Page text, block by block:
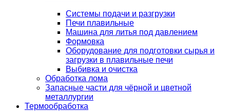
Системы подачи и разгрузки
Печи плавильные
Машина для литья под давлением
Формовка
Оборудование для подготовки сырья и
загрузки в плавильные печи
Выбивка и очистка
Обработка лома
Запасные части для чёрной и цветной
металлургии
Термообработка